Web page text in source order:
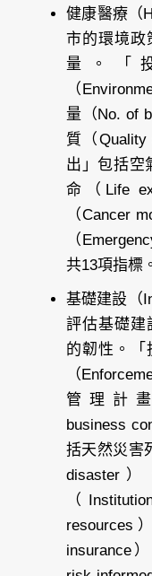
健康醫療（
市的環境政
量。「
（
量（No. of
質（
出」包括空
命（Life
（Cancer
（
共13項指標。
基礎建設（
評估基礎建
的韌性。「
（
管理計畫
business
括天然災害
disaster
（
resources
insurance